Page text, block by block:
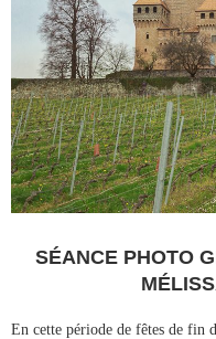
SÉANCE PHOTO
En cette période de fêtes de fin